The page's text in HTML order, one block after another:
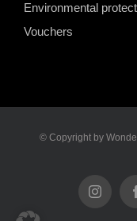
Environmental
Vouchers
© Copyright by
Instagram